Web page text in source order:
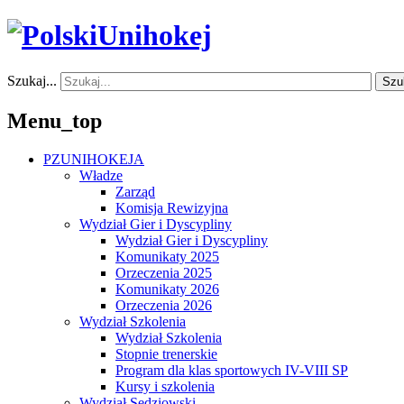
Szukaj...
Menu_top
PZUNIHOKEJA
Władze
Zarząd
Komisja Rewizyjna
Wydział Gier i Dyscypliny
Wydział Gier i Dyscypliny
Komunikaty 2025
Orzeczenia 2025
Komunikaty 2026
Orzeczenia 2026
Wydział Szkolenia
Wydział Szkolenia
Stopnie trenerskie
Program dla klas sportowych IV-VIII SP
Kursy i szkolenia